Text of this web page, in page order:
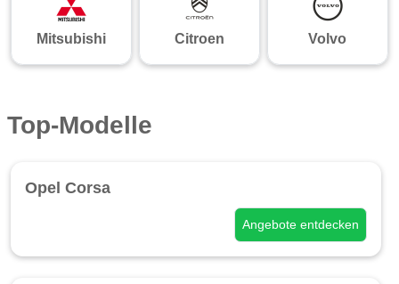
Mitsubishi Citroen Volvo
Top-Modelle
Opel Corsa
Angebote entdecken